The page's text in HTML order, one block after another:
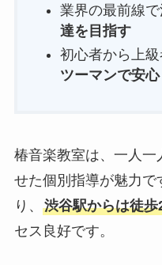
業界の最前線
達を目指す
初心者から上級
ツーマンで安心
椿音楽教室は、一人
せた個別指導が魅力
り、 渋谷駅からは徒
セス良好です。